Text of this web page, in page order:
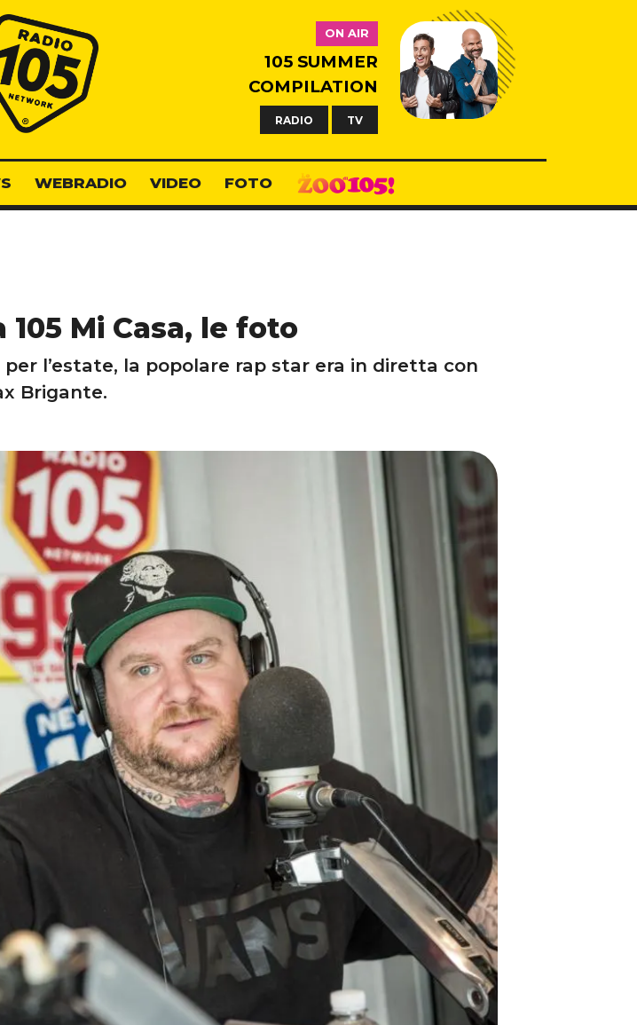
Radio 105
ON AIR
105 SUMMER
COMPILATION
RADIO TV
WEBRADIO VIDEO FOTO
105 Mi Casa, le foto
l’estate, la popolare rap star era in diretta con
Brigante.